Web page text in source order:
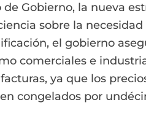
Gobierno, la nueva
sobre la
el gobierno
comerciales e
ya que los
congelados por